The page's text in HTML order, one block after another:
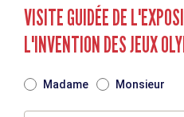
VISITE GUIDÉE DE
L'INVENTION DES JEUX
Madame Monsieur